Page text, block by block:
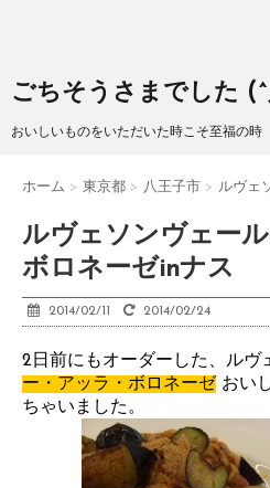
ごちそうさまでした
おいしいものをいただいた時こそ至福の
ホーム > 東京都 > 八王子市 > ルヴェ
ルヴェソンヴェー
ボロネーゼinナス
2014/02/11 2014/02/24
2日前にもオーダーした、ルヴ
ー・アッラ・ボロネーゼ おい
ちゃいました。